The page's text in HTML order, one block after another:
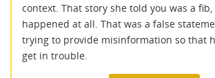
context. That story she told you was a
happened at all. That was a false
trying to provide misinformation so that
get in trouble.